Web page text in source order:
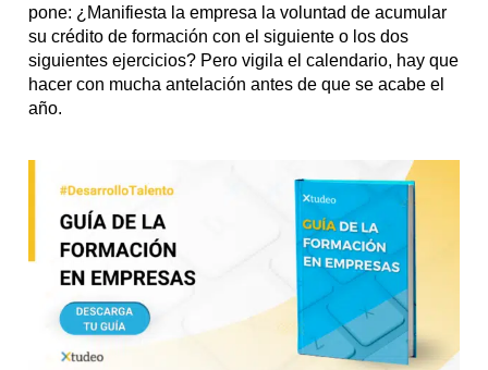
pone: ¿Manifiesta la empresa la voluntad de acumular
su crédito de formación con el siguiente o los dos
siguientes ejercicios? Pero vigila el calendario, hay que
hacer con mucha antelación antes de que se acabe el
año.